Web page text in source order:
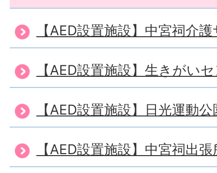
【AED設置施設】中宮祠介
【AED設置施設】生きがい
【AED設置施設】日光運動公
【AED設置施設】中宮祠出張